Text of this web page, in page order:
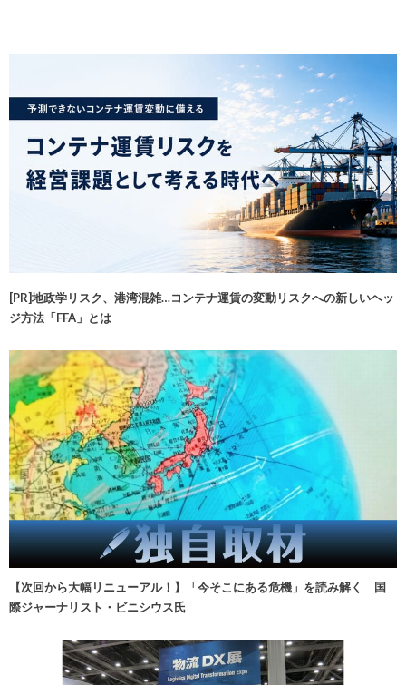
[PR]地政学リスク、港湾混雑…コンテナ運賃の変動リスクへの新しいヘッ
ジ方法「FFA」とは
【次回から大幅リニューアル！】「今そこにある危機」を読み解く 国
際ジャーナリスト・ビニシウス氏